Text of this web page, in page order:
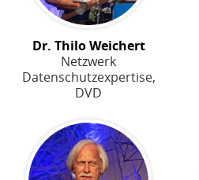
Dr. Thilo Weichert
Netzwerk
Datenschutzexpertise,
DVD